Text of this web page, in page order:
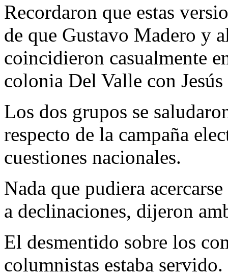
Recordaron que estas
de que Gustavo Madero y
coincidieron casualmente
colonia Del Valle con
Los dos grupos se
respecto de la campaña
cuestiones nacionales.
Nada que pudiera
a declinaciones, dijeron
El desmentido sobre los
columnistas estaba servido.